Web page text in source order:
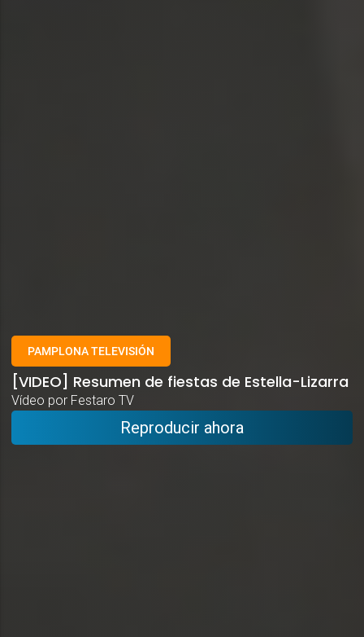
PAMPLONA TELEVISIÓN
[VIDEO] Resumen de fiestas de Estella-Lizarra
Vídeo por Festaro TV
Reproducir ahora